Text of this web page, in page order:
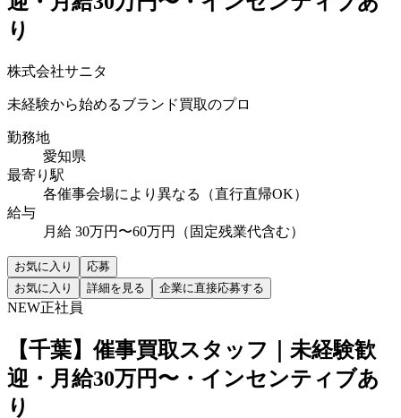
り
株式会社サニタ
未経験から始めるブランド買取のプロ
勤務地
愛知県
最寄り駅
各催事会場により異なる（直行直帰OK）
給与
月給 30万円〜60万円（固定残業代含む）
お気に入り
応募
お気に入り
詳細を見る 企業に直接応募する
NEW正社員
【千葉】催事買取スタッフ｜未経験歓
迎・月給30万円〜・インセンティブあ
り